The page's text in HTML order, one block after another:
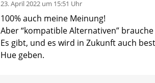
23. April 2022 um 15:51 Uhr
100% auch meine Meinung!
Aber “kompatible Alternativen”
Es gibt, und es wird in Zukunft auch
Hue geben.